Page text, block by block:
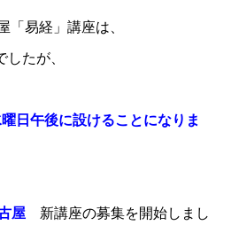
「易経」講座は、
たが、
日午後に設けることになりま
屋 新講座の募集を開始しまし